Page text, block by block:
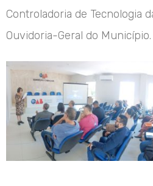
Controladoria de Tecnologia
Ouvidoria-Geral do Município.